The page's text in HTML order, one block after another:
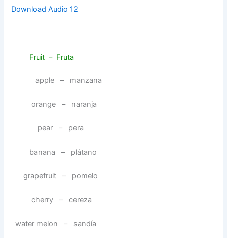
Download Audio 12
Fruit – Fruta
apple – manzana
orange – naranja
pear – pera
banana – plátano
grapefruit – pomelo
cherry – cereza
water melon – sandía